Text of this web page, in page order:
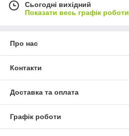
Сьогодні вихідний
Показати весь графік роботи
Про нас
Контакти
Доставка та оплата
Графік роботи